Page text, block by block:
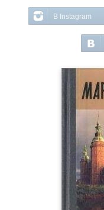
В Instagram